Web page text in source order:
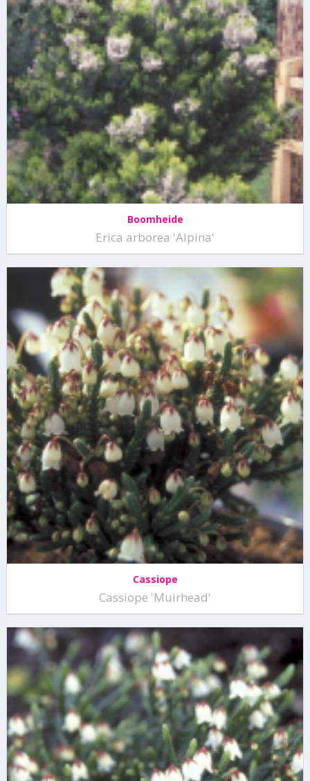
Boomheide
Erica arborea 'Alpina'
Cassiope
Cassiope 'Muirhead'